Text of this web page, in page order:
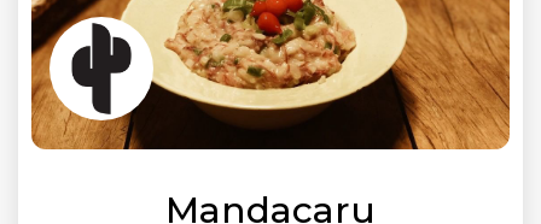
Mandacaru